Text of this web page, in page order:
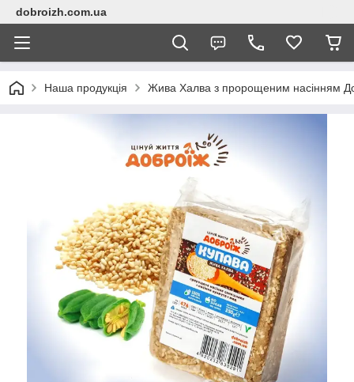
dobroizh.com.ua
Наша продукція Жива Халва з пророщеним насінням